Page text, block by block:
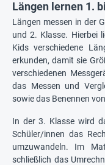
Längen lernen 1.
Längen messen in der
und 2. Klasse. Hierbei
Kids verschiedene
erkunden, damit sie
verschiedenen
das Messen und
sowie das Benennen
In der 3. Klasse wird
Schüler/innen das
umzuwandeln. Im
schließlich das